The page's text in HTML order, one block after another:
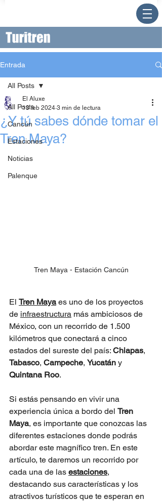
Entrada
All Posts
Cancún
Estaciones
Noticias
Palenque
All Posts
¿Y tú sabes dónde tomar el
Tren Maya?
El Aluxe
13 feb 2024 3 min de lectura
Tren Maya - Estación Cancún
El Tren Maya es uno de los proyectos
de infraestructura más ambiciosos de
México, con un recorrido de 1.500
kilómetros que conectará a cinco
estados del sureste del país: Chiapas,
Tabasco, Campeche, Yucatán y
Quintana Roo.
Si estás pensando en vivir una
experiencia única a bordo del Tren
Maya, es importante que conozcas las
diferentes estaciones donde podrás
abordar este magnífico tren. En este
artículo, te daremos un recorrido por
cada una de las estaciones,
destacando sus características y los
atractivos turísticos que te esperan en